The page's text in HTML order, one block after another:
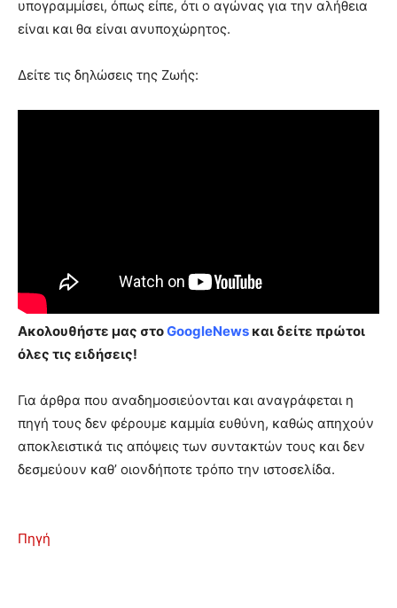
υπογραμμίσει, όπως είπε, ότι ο αγώνας για την αλήθεια
είναι και θα είναι ανυποχώρητος.
Δείτε τις δηλώσεις της Ζωής:
Ακολουθήστε μας στοGoogleNews και δείτε πρώτοι
όλες τις ειδήσεις!
Για άρθρα που αναδημοσιεύονται και αναγράφεται η
πηγή τους δεν φέρουμε καμμία ευθύνη, καθώς απηχούν
αποκλειστικά τις απόψεις των συντακτών τους και δεν
δεσμεύουν καθ’ οιονδήποτε τρόπο την ιστοσελίδα.
Πηγή